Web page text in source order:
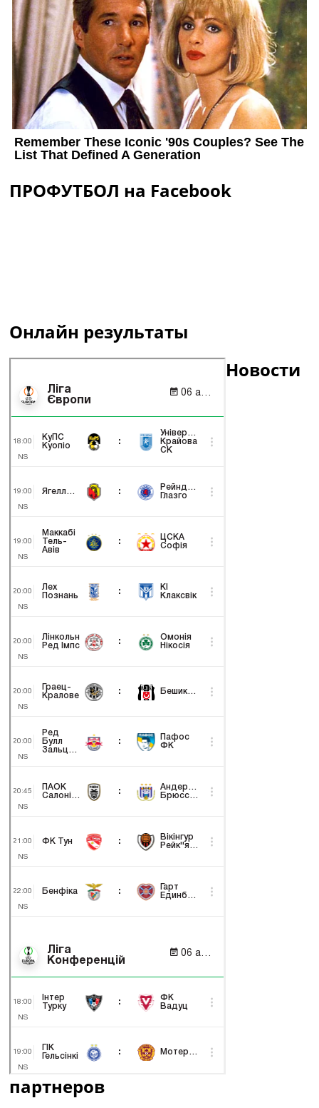
ПРОФУТБОЛ на Facebook
Онлайн результаты
Новости
партнеров